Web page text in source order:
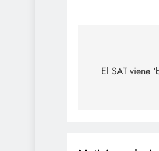
deEl SAT viene